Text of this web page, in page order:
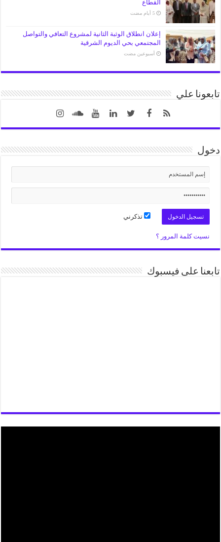
القطاع
‏5 أيام مضت
إعلان انطلاق الوثبة الثانية لمشروع التعافي والتواصل
المجتمعي بحي الديوم الشرقية
‏أسبوعين مضت
تابعونا علي
دخول
تذكرني
نسيت كلمة المرور ؟
تابعنا على فيسبوك